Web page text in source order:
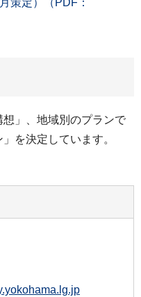
」、地域別のプランで
を決定しています。